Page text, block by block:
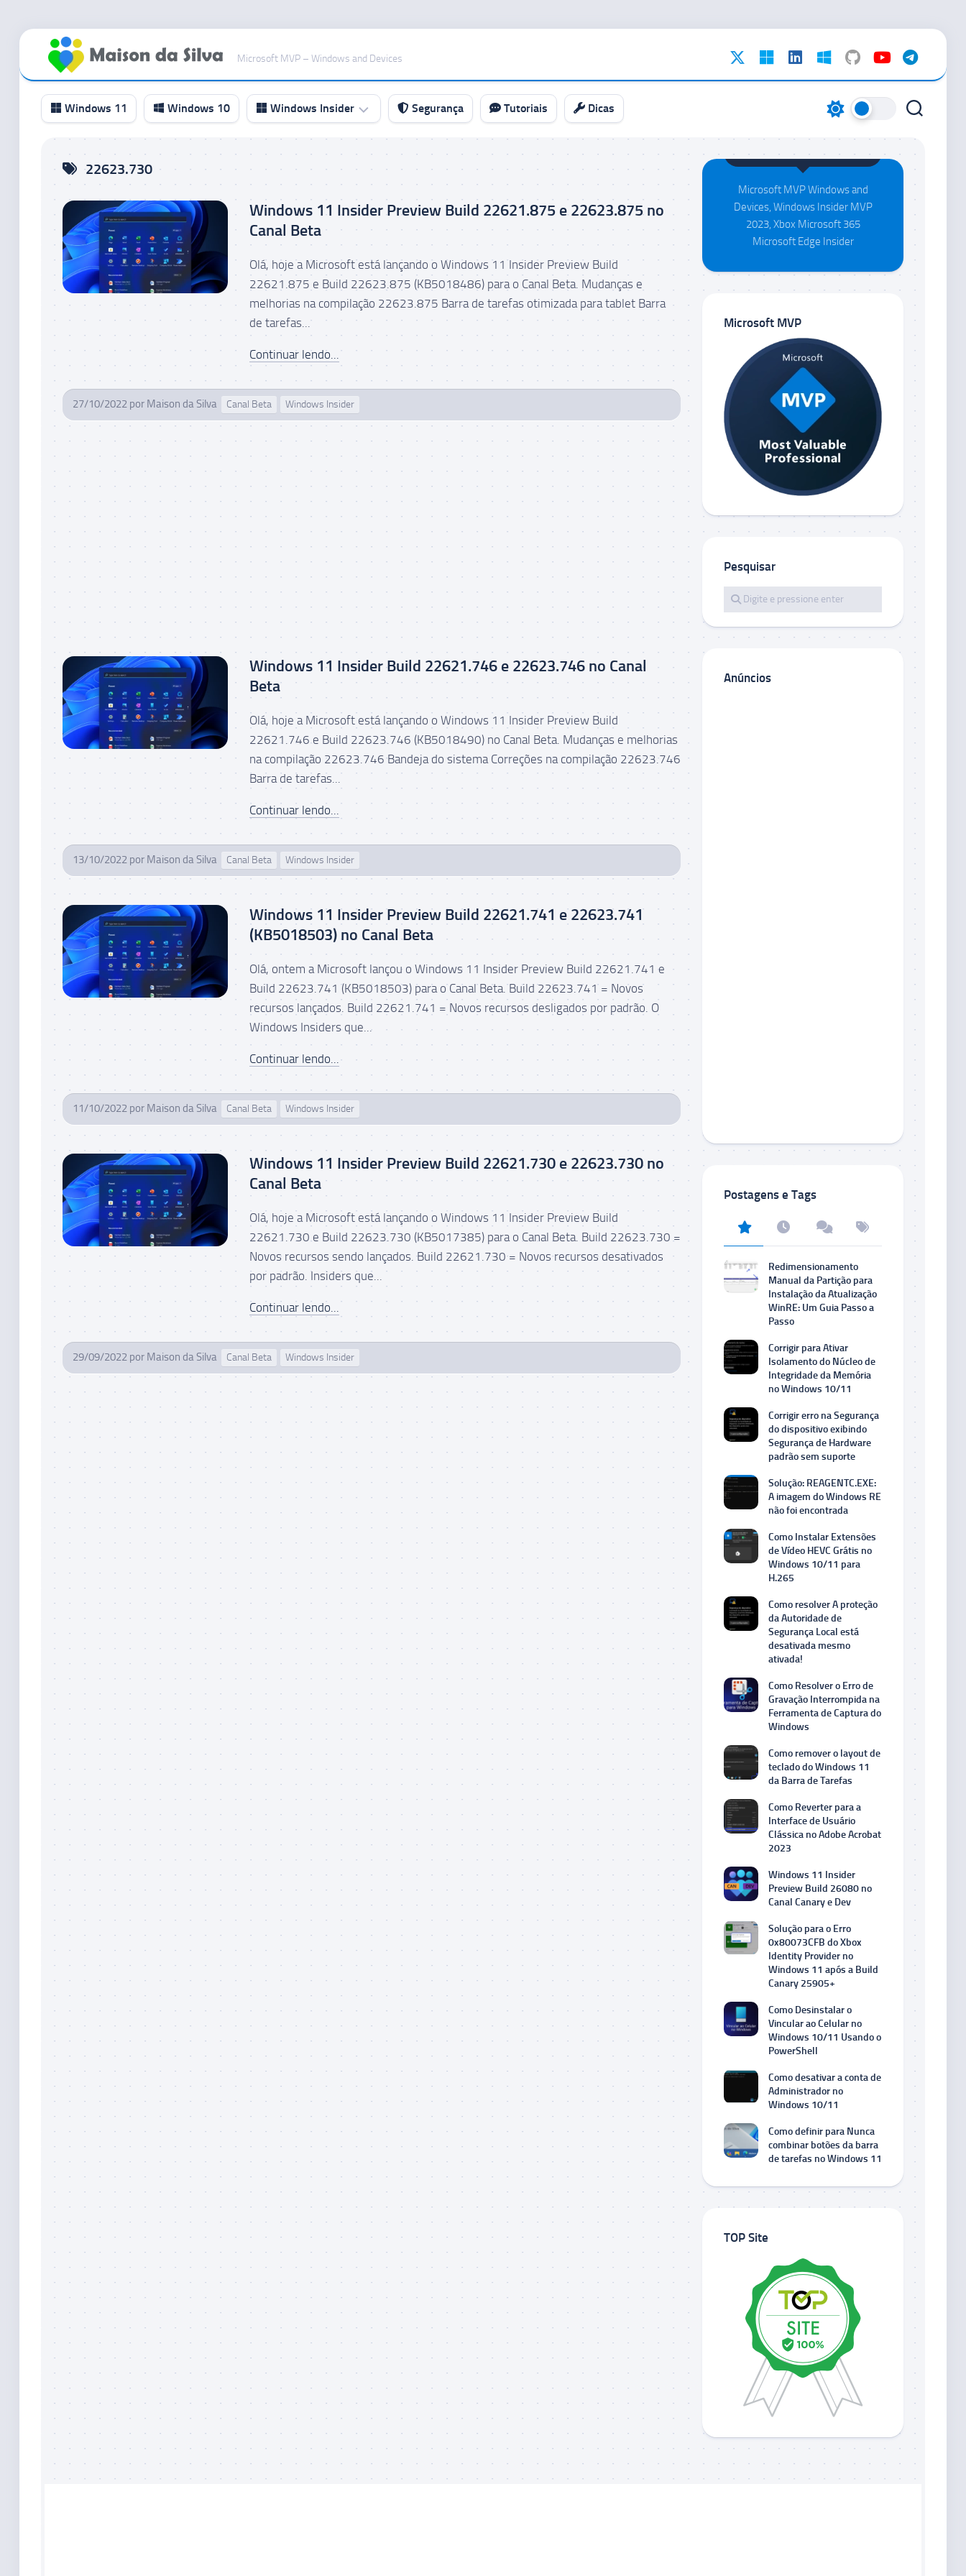
conteúdo
Microsoft MVP – Windows and Devices
Windows 11 Windows 10 Windows Insider
Canal
Beta
Canal
Canal
Canary
Segurança Tutoriais Dicas
22623.730
Windows 11 Insider Preview Build 22621.875 e 22623.875 no
Canal Beta
Olá, hoje a Microsoft está lançando o Windows 11 Insider Preview Build
22621.875 e Build 22623.875 (KB5018486) para o Canal Beta. Mudanças e
melhorias na compilação 22623.875 Barra de tarefas otimizada para tablet Barra
de tarefas...
Continuar lendo...
27/10/2022 por Maison da Silva Canal Beta Windows Insider
Windows 11 Insider Build 22621.746 e 22623.746 no Canal
Beta
Olá, hoje a Microsoft está lançando o Windows 11 Insider Preview Build
22621.746 e Build 22623.746 (KB5018490) no Canal Beta. Mudanças e melhorias
na compilação 22623.746 Bandeja do sistema Correções na compilação 22623.746
Barra de tarefas...
Continuar lendo...
13/10/2022 por Maison da Silva Canal Beta Windows Insider
Windows 11 Insider Preview Build 22621.741 e 22623.741
(KB5018503) no Canal Beta
Olá, ontem a Microsoft lançou o Windows 11 Insider Preview Build 22621.741 e
Build 22623.741 (KB5018503) para o Canal Beta. Build 22623.741 = Novos
recursos lançados. Build 22621.741 = Novos recursos desligados por padrão. O
Windows Insiders que...
Continuar lendo...
11/10/2022 por Maison da Silva Canal Beta Windows Insider
Windows 11 Insider Preview Build 22621.730 e 22623.730 no
Canal Beta
Olá, hoje a Microsoft está lançando o Windows 11 Insider Preview Build
22621.730 e Build 22623.730 (KB5017385) para o Canal Beta. Build 22623.730 =
Novos recursos sendo lançados. Build 22621.730 = Novos recursos desativados
por padrão. Insiders que...
Continuar lendo...
29/09/2022 por Maison da Silva Canal Beta Windows Insider
Maison da Silva
Microsoft MVP Windows and
Devices, Windows Insider MVP
2023, Xbox Microsoft 365
Microsoft Edge Insider
Microsoft MVP
Pesquisar
Anúncios
Postagens e Tags
Redimensionamento
Manual da Partição para
Instalação da Atualização
WinRE: Um Guia Passo a
Passo
Corrigir para Ativar
Isolamento do Núcleo de
Integridade da Memória
no Windows 10/11
Corrigir erro na Segurança
do dispositivo exibindo
Segurança de Hardware
padrão sem suporte
Solução: REAGENTC.EXE:
A imagem do Windows RE
não foi encontrada
Como Instalar Extensões
de Vídeo HEVC Grátis no
Windows 10/11 para
H.265
Como resolver A proteção
da Autoridade de
Segurança Local está
desativada mesmo
ativada!
Como Resolver o Erro de
Gravação Interrompida na
Ferramenta de Captura do
Windows
Como remover o layout de
teclado do Windows 11
da Barra de Tarefas
Como Reverter para a
Interface de Usuário
Clássica no Adobe Acrobat
2023
Windows 11 Insider
Preview Build 26080 no
Canal Canary e Dev
Solução para o Erro
0x80073CFB do Xbox
Identity Provider no
Windows 11 após a Build
Canary 25905+
Como Desinstalar o
Vincular ao Celular no
Windows 10/11 Usando o
PowerShell
Como desativar a conta de
Administrador no
Windows 10/11
Como definir para Nunca
combinar botões da barra
de tarefas no Windows 11
TOP Site